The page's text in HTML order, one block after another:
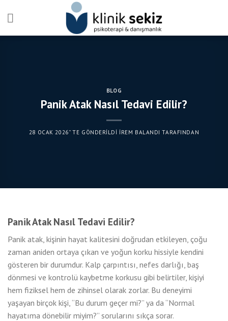
BLOG
Panik Atak Nasıl Tedavi Edilir?
28 OCAK 2026’' TE GÖNDERILDI İREM BALANDI TARAFINDAN
Panik Atak Nasıl Tedavi Edilir?
Panik atak, kişinin hayat kalitesini doğrudan etkileyen, çoğu
zaman aniden ortaya çıkan ve yoğun korku hissiyle kendini
gösteren bir durumdur. Kalp çarpıntısı, nefes darlığı, baş
dönmesi ve kontrolü kaybetme korkusu gibi belirtiler, kişiyi
hem fiziksel hem de zihinsel olarak zorlar. Bu deneyimi
yaşayan birçok kişi, “Bu durum geçer mi?” ya da “Normal
hayatıma dönebilir miyim?” sorularını sıkça sorar.